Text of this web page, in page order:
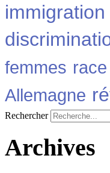
immigration
femmes race
Allemagne
Rechercher
Archives